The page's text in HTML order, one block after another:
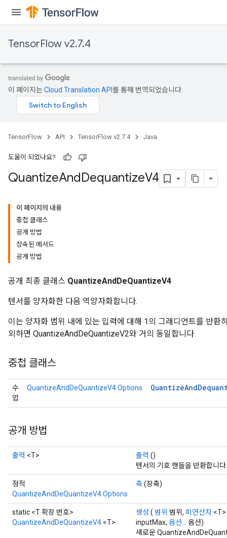
TensorFlow v2.7.4
이 페이지는Cloud Translation API 를 통해 번역되었습니다.
TensorFlow API TensorFlow v2.7.4 Java
도움이 되었나요?
QuantizeAndDequantizeV4
이 페이지의 내용
중첩 클래스
공개 방법
상속된 메서드
공개 방법
공개 최종 클래스 QuantizeAndDeQuantizeV4
텐서를 양자화한 다음 역양자화합니다.
이는 양자화 범위 내에 있는 입력에 대해 1의 그래디언트를 반환
외하면 QuantizeAndDeQuantizeV2와 거의 동일합니다.
중첩 클래스
수
업
QuantizeAndDeQuantizeV4.Options QuantizeAnd
공개 방법
출력 <T> 출력 ()
텐서의 기호 핸들을 반환합니다.
정적
QuantizeAndDeQuantizeV4.Options
축(장축)
static <T 확장 번호>
QuantizeAndDeQuantizeV4 <T>
생성 ( 범위 범위, 피연산자
inputMax, 옵션...
옵션)
새로운